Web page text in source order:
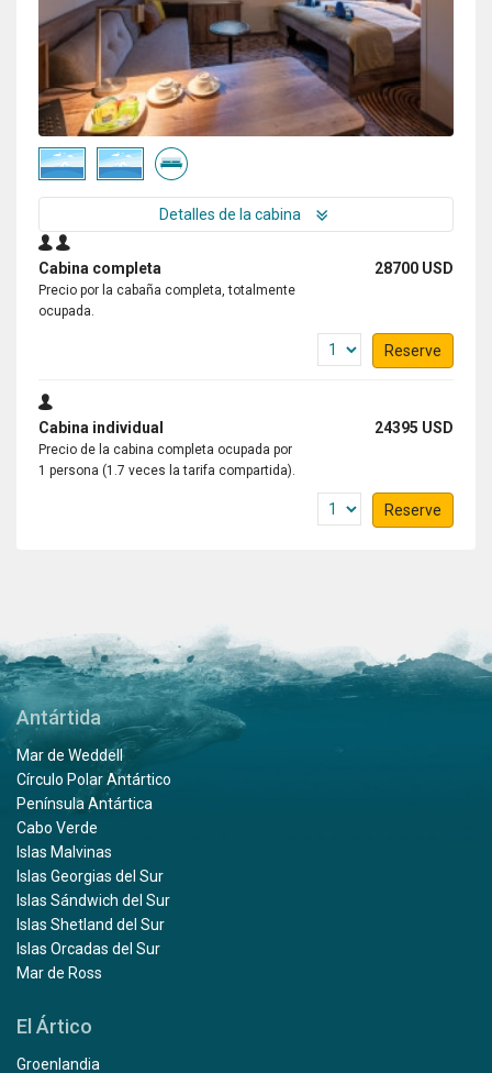
Detalles de la cabina
Cabina completa 28700 USD
Precio por la cabaña completa, totalmente
ocupada.
Reserve
Cabina individual 24395 USD
Precio de la cabina completa ocupada por
1 persona (1.7 veces la tarifa compartida).
Reserve
Antártida
Mar de Weddell
Círculo Polar Antártico
Península Antártica
Cabo Verde
Islas Malvinas
Islas Georgias del Sur
Islas Sándwich del Sur
Islas Shetland del Sur
Islas Orcadas del Sur
Mar de Ross
El Ártico
Groenlandia